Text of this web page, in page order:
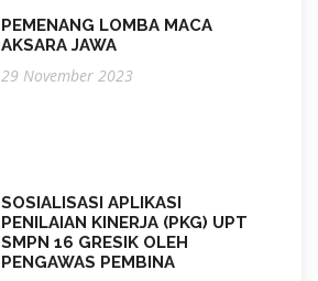
PEMENANG LOMBA MACA
AKSARA JAWA
29 November 2023
SOSIALISASI APLIKASI
PENILAIAN KINERJA (PKG) UPT
SMPN 16 GRESIK OLEH
PENGAWAS PEMBINA